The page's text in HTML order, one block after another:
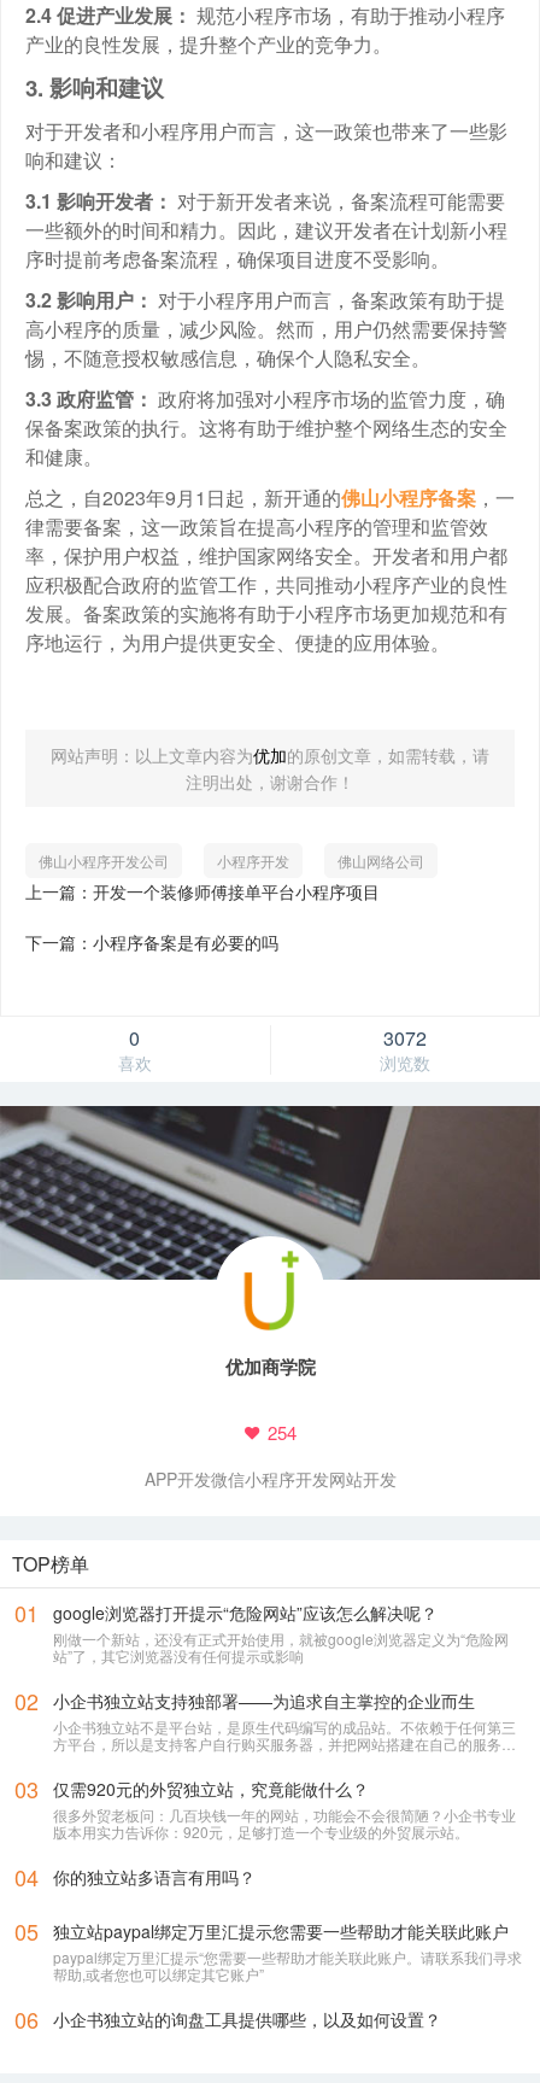
2.4 促进产业发展： 规范小程序市场，有助于推动小程序
产业的良性发展，提升整个产业的竞争力。
3. 影响和建议
对于开发者和小程序用户而言，这一政策也带来了一些影
响和建议：
3.1 影响开发者： 对于新开发者来说，备案流程可能需要
一些额外的时间和精力。因此，建议开发者在计划新小程
序时提前考虑备案流程，确保项目进度不受影响。
3.2 影响用户： 对于小程序用户而言，备案政策有助于提
高小程序的质量，减少风险。然而，用户仍然需要保持警
惕，不随意授权敏感信息，确保个人隐私安全。
3.3 政府监管： 政府将加强对小程序市场的监管力度，确
保备案政策的执行。这将有助于维护整个网络生态的安全
和健康。
总之，自2023年9月1日起，新开通的佛山小程序备案 ，一
律需要备案，这一政策旨在提高小程序的管理和监管效
率，保护用户权益，维护国家网络安全。开发者和用户都
应积极配合政府的监管工作，共同推动小程序产业的良性
发展。备案政策的实施将有助于小程序市场更加规范和有
序地运行，为用户提供更安全、便捷的应用体验。
网站声明：以上文章内容为优加的原创文章，如需转载，请
注明出处，谢谢合作！
佛山小程序开发公司 小程序开发 佛山网络公司
上一篇：开发一个装修师傅接单平台小程序项目
下一篇：小程序备案是有必要的吗
0
喜欢
3072
浏览数
优加商学院
254
APP开发微信小程序开发网站开发
TOP榜单
01 google浏览器打开提示“危险网站”应该怎么解决呢？
刚做一个新站，还没有正式开始使用，就被google浏览器定义为“危险网
站”了，其它浏览器没有任何提示或影响
02 小企书独立站支持独部署——为追求自主掌控的企业而生
小企书独立站不是平台站，是原生代码编写的成品站。不依赖于任何第三
方平台，所以是支持客户自行购买服务器，并把网站搭建在自己的服务器
03 仅需920元的外贸独立站，究竟能做什么？
很多外贸老板问：几百块钱一年的网站，功能会不会很简陋？小企书专业
版本用实力告诉你：920元，足够打造一个专业级的外贸展示站。
04 你的独立站多语言有用吗？
05 独立站paypal绑定万里汇提示您需要一些帮助才能关联此账户
paypal绑定万里汇提示“您需要一些帮助才能关联此账户。请联系我们寻求
帮助,或者您也可以绑定其它账户”
06 小企书独立站的询盘工具提供哪些，以及如何设置？